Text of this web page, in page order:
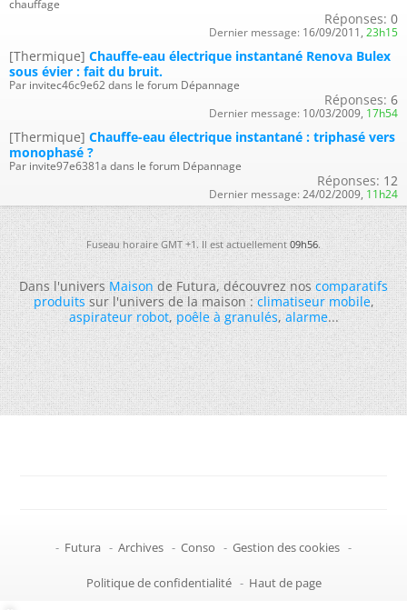
chauffage
Réponses: 0
Dernier message: 16/09/2011, 23h15
[Thermique] Chauffe-eau électrique instantané Renova Bulex
sous évier : fait du bruit.
Par invitec46c9e62 dans le forum Dépannage
Réponses: 6
Dernier message: 10/03/2009, 17h54
[Thermique] Chauffe-eau électrique instantané : triphasé vers
monophasé ?
Par invite97e6381a dans le forum Dépannage
Réponses: 12
Dernier message: 24/02/2009, 11h24
Fuseau horaire GMT +1. Il est actuellement09h56.
Dans l'universMaisonde Futura, découvrez noscomparatifs
produitssur l'univers de la maison :climatiseur mobile,
aspirateur robot,poêle à granulés,alarme...
- Futura - Archives - Conso - Gestion des cookies -
Politique de confidentialité - Haut de page